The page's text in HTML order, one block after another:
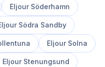
Eljour Söderhamn
Södra Sandby
Eljour Solna
Eljour Stenungsund